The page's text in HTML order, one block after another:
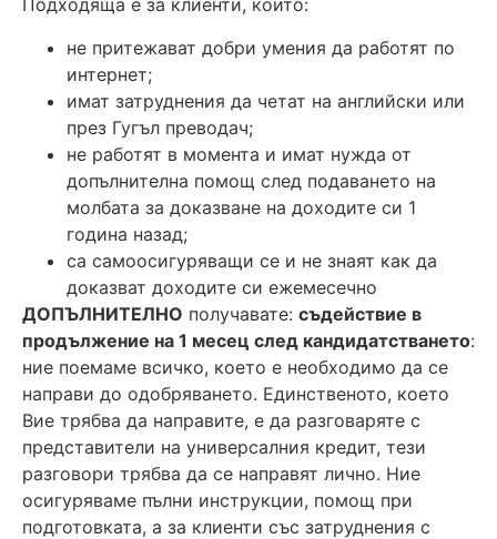
Подходяща е за клиенти, които:
не притежават добри умения да работят по
интернет;
имат затруднения да четат на английски или
през Гугъл преводач;
не работят в момента и имат нужда от
допълнителна помощ след подаването на
молбата за доказване на доходите си 1
година назад;
са самоосигуряващи се и не знаят как да
доказват доходите си ежемесечно
ДОПЪЛНИТЕЛНО получавате: съдействие в
продължение на 1 месец след кандидатстването:
ние поемаме всичко, което е необходимо да се
направи до одобряването. Единственото, което
Вие трябва да направите, е да разговаряте с
представители на универсалния кредит, тези
разговори трябва да се направят лично. Ние
осигуряваме пълни инструкции, помощ при
подготовката, а за клиенти със затруднения с